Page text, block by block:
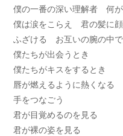
僕の一番の深い理解者 何
僕は涙をこらえ 君の髪に
ふざける お互いの腕の中
僕たちが出会うとき
僕たちがキスをするとき
唇が燃えるように熱くなる
手をつなごう
君が目覚めるのを見る
君が裸の姿を見る